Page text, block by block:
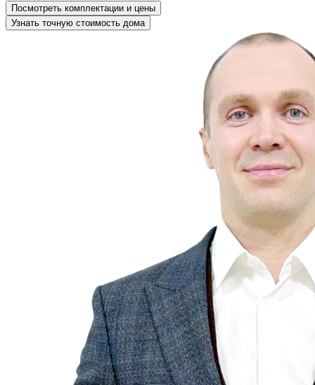
Посмотреть комплектации и цены
Узнать точную стоимость дома